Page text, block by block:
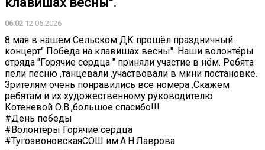
06:02 12.05.2026
8 мая в нашем Сельском ДК прошёл праздничный
концерт" Победа на клавишах весны". Наши волонтёры
отряда "Горячие сердца " приняли участие в нём. Ребята
пели песню ,танцевали ,участвовали в мини постановке.
Зрителям очень понравились все номера .Скажем
ребятам и их художественному руководителю
Котеневой О.В.,большое спасибо!!!
#День победы
#Волонтёры Горячие сердца
#ТугозвоновскаяСОШ им.А.Н.Лаврова